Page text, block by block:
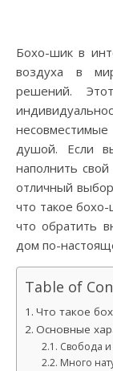
Бохо-шик в интерьере — это словно глоток свежего
воздуха в
решений.
душой. Если
наполнить
отличный
что такое
что обратить
дом по-
Table of
Что такое
Основные
Свобода и
Много